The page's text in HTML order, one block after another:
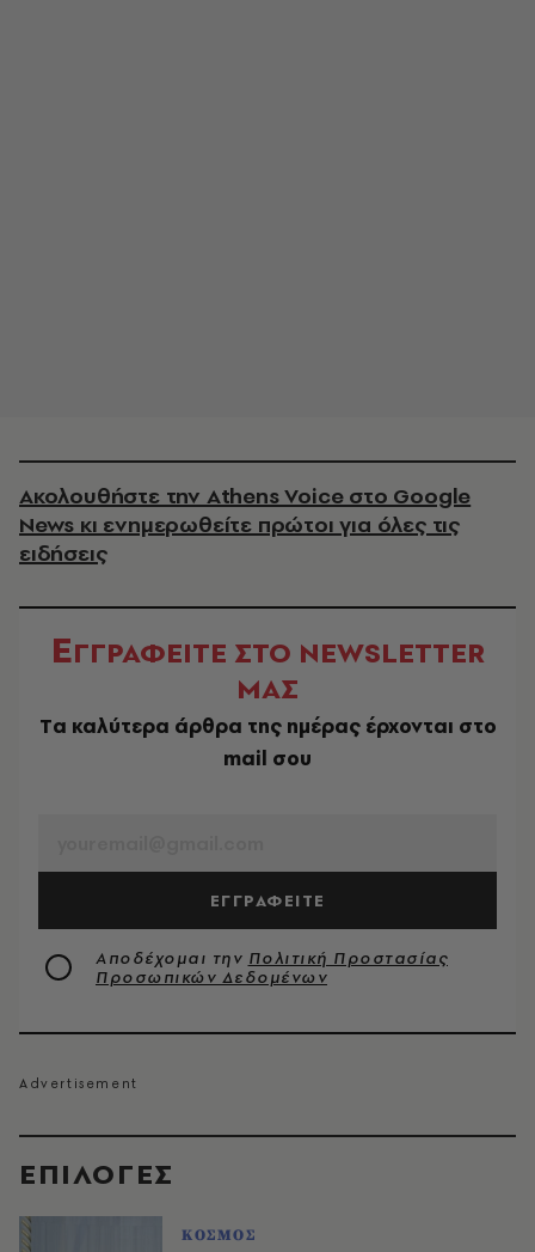
EΠΙΛΟΓΈΣ
ΚΟΣΜΟΣ
Ακολουθήστε την Athens Voice στο Google
News κι ενημερωθείτε πρώτοι για όλες τις
ειδήσεις
ΕΓΓΡΑΦΕΙΤΕ ΣΤΟ NEWSLETTER
ΜΑΣ
Tα καλύτερα άρθρα της ημέρας έρχονται στο
mail σου
ΕΓΓΡΑΦΕΙΤΕ
Αποδέχομαι την Πολιτική Προστασίας
Προσωπικών Δεδομένων